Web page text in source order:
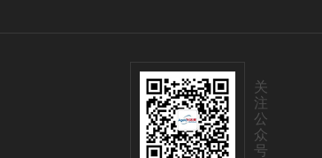
关
注
公
众
号